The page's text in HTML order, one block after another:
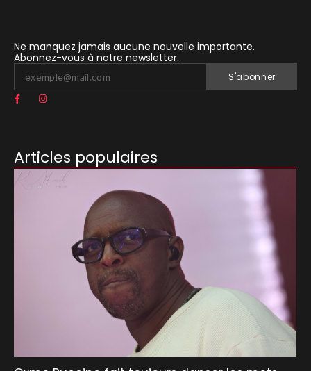
Ne manquez jamais aucune nouvelle importante.
Abonnez-vous à notre newsletter.
S'abonner
Articles populaires